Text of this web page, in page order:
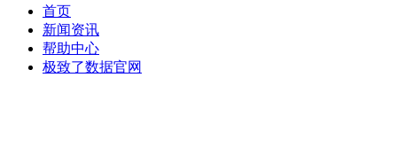
首页
新闻资讯
帮助中心
极致了数据官网